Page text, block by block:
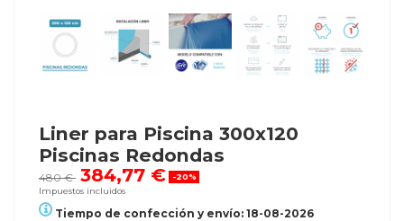
Liner para Piscina 300x120
Piscinas Redondas
480 € 384,77 €
-20%
Impuestos incluidos
Tiempo de confección y envío: 18-08-2026